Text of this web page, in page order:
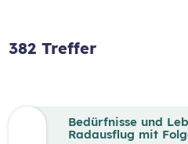
382 Treffer
Bedürfnisse und
Radausflug mit